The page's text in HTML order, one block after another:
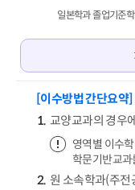
일본학과 졸업기준
[이수방법 간단요약]
교양교과의 경우
영역별 이수
학문기반교과
원 소속학과(주전